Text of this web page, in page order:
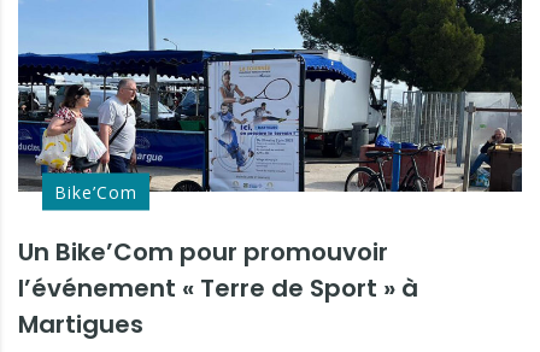
Bike’Com
Un Bike’Com pour promouvoir
l’événement « Terre de Sport » à
Martigues